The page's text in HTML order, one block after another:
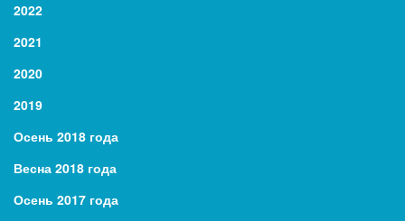
2022
2021
2020
2019
Осень 2018 года
Весна 2018 года
Осень 2017 года